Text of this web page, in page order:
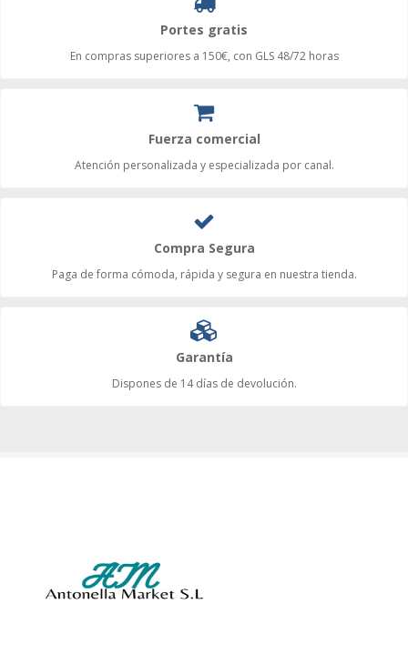
Portes gratis
En compras superiores a 150€, con GLS 48/72 horas
Fuerza comercial
Atención personalizada y especializada por canal.
Compra Segura
Paga de forma cómoda, rápida y segura en nuestra tienda.
Garantía
Dispones de 14 días de devolución.